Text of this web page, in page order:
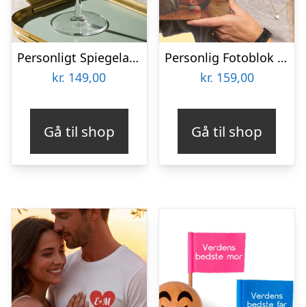
Personligt Spiegelau Drinkglas med Gravering – Egen Tekst
kr. 149,00
Gå til shop
Personlig Fotoblok i Træ
kr. 159,00
Gå til shop